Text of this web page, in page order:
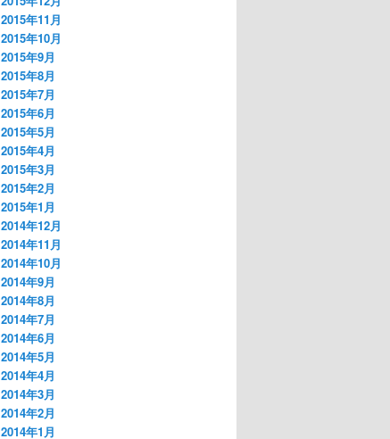
2015年11月
2015年10月
2015年9月
2015年8月
2015年7月
2015年6月
2015年5月
2015年4月
2015年3月
2015年2月
2015年1月
2014年12月
2014年11月
2014年10月
2014年9月
2014年8月
2014年7月
2014年6月
2014年5月
2014年4月
2014年3月
2014年2月
2014年1月